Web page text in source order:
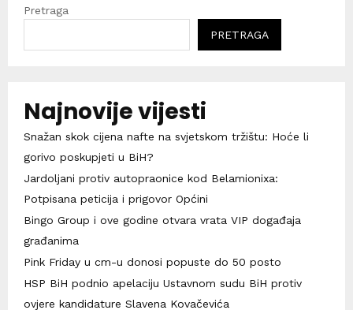
Pretraga
PRETRAGA
Najnovije vijesti
Snažan skok cijena nafte na svjetskom tržištu: Hoće li
gorivo poskupjeti u BiH?
Jardoljani protiv autopraonice kod Belamionixa:
Potpisana peticija i prigovor Općini
Bingo Group i ove godine otvara vrata VIP događaja
građanima
Pink Friday u cm-u donosi popuste do 50 posto
HSP BiH podnio apelaciju Ustavnom sudu BiH protiv
ovjere kandidature Slavena Kovačevića